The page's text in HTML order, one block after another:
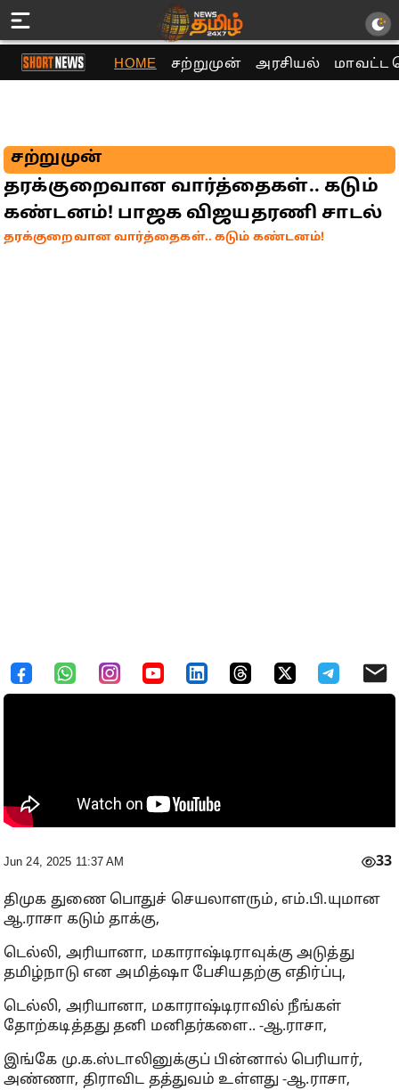
HOME சற்றுமுன் அரசியல் மாவட்ட
சற்றுமுன்
தரக்குறைவான வார்த்தைகள்.. கடும்
கண்டனம்! பாஜக விஜயதரணி சாடல்
தரக்குறைவான வார்த்தைகள்.. கடும் கண்டனம்!
Jun 24, 2025 11:37 AM 33
திமுக துணை பொதுச் செயலாளரும், எம்.பி.யுமான
ஆ.ராசா கடும் தாக்கு,
டெல்லி, அரியானா, மகாராஷ்டிராவுக்கு அடுத்து
தமிழ்நாடு என அமித்ஷா பேசியதற்கு எதிர்ப்பு,
டெல்லி, அரியானா, மகாராஷ்டிராவில் நீங்கள்
தோற்கடித்தது தனி மனிதர்களை.. -ஆ.ராசா,
இங்கே மு.க.ஸ்டாலினுக்குப் பின்னால் பெரியார்,
அண்ணா, திராவிட தத்துவம் உள்ளது -ஆ.ராசா,